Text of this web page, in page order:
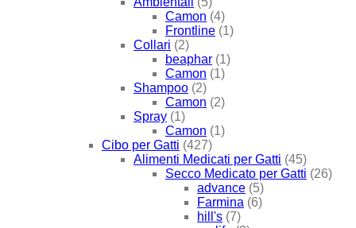
Camon (4)
Frontline (1)
Collari (2)
beaphar (1)
Camon (1)
Shampoo (2)
Camon (2)
Spray (1)
Camon (1)
Cibo per Gatti (427)
Alimenti Medicati per Gatti (45)
Secco Medicato per Gatti (26)
advance (5)
Farmina (6)
hill's (7)